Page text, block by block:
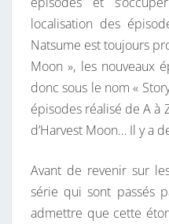
localisation des
Natsume est toujours
Moon », les nouveaux
donc sous le nom «
épisodes réalisé de A à
d’Harvest Moon… Il y a
Avant de revenir sur
série qui sont passés
admettre que cette